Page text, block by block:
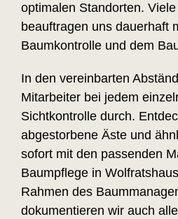
optimalen Standorten.
beauftragen uns dauerhaft
Baumkontrolle und dem
In den vereinbarten
Mitarbeiter bei jedem
Sichtkontrolle durch.
abgestorbene Äste und
sofort mit den passenden
Baumpflege in
Rahmen des
dokumentieren wir auch